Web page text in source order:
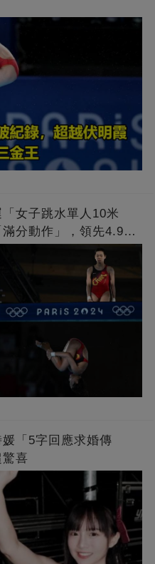
女子跳水單人10米
分動作」，領先4.9分
「5字回應求婚傳
喜